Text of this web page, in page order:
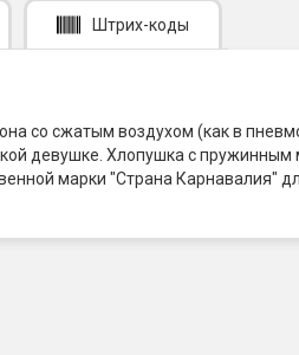
Штрих-коды
со сжатым воздухом (как в
девушке. Хлопушка с
марки "Страна Карнавалия"